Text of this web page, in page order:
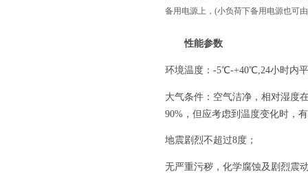
备用电源上，(小负荷下备用电源也可
性能参数
环境温度： -5℃-+40℃,24小时内
大气条件：空气洁净，相对湿度
90%，但应考虑到温度变化时，
地震剧烈不超过8度；
无严重污秽，化学腐蚀及剧烈震